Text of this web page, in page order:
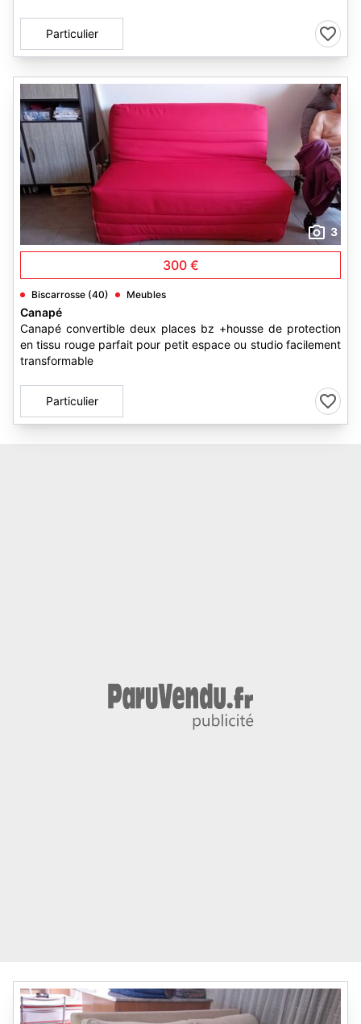
Particulier
3
300 €
Biscarrosse (40) Meubles
Canapé
Canapé convertible deux places bz +housse de protection
en tissu rouge parfait pour petit espace ou studio facilement
transformable
Particulier